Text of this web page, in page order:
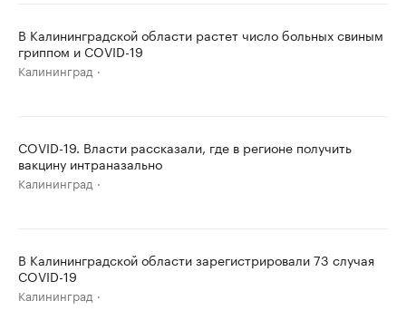
В Калининградской области растет число больных свиным
гриппом и COVID-19
Калининград
COVID-19. Власти рассказали, где в регионе получить
вакцину интраназально
Калининград
В Калининградской области зарегистрировали 73 случая
COVID-19
Калининград